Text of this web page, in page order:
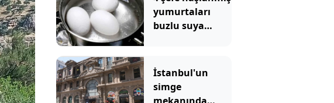
yumurtaları
buzlu suya
olmadığı
soruldu, hepsi
aynı şeyi söyledi
İstanbul'un
simge